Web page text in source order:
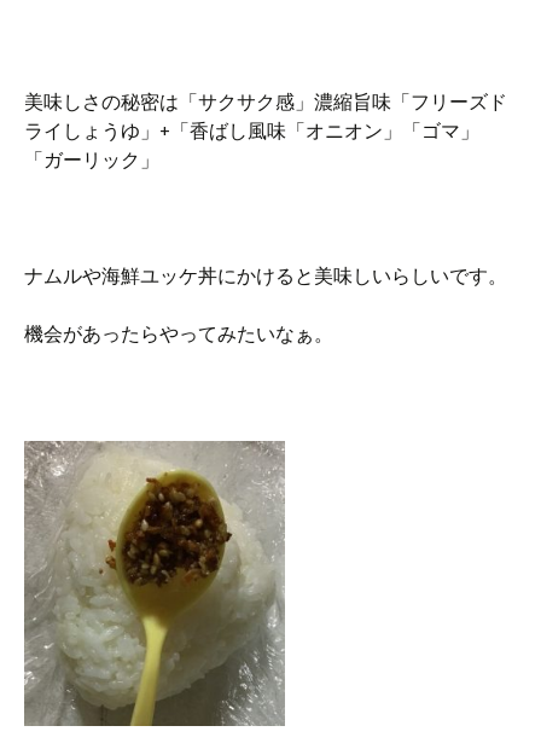
美味しさの秘密は「サクサク感」濃縮旨味「フリーズド
ライしょうゆ」+「香ばし風味「オニオン」「ゴマ」
「ガーリック」
ナムルや海鮮ユッケ丼にかけると美味しいらしいです。
機会があったらやってみたいなぁ。